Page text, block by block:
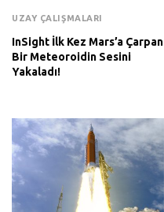
UZAY ÇALIŞMALARI
InSight İlk Kez Mars’a Çarpan
Bir Meteoroidin Sesini
Yakaladı!